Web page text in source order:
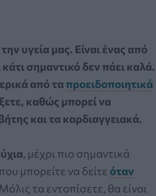
υγεία μας. Είναι ένας από
σημαντικό δεν πάει καλά.
από ταπροειδοποιητικά
καθώς μπορεί να
και τα καρδιαγγειακά.
, μέχρι πιο σημαντικά
μπορείτε να δείτε όταν
τα εντοπίσετε, θα είναι